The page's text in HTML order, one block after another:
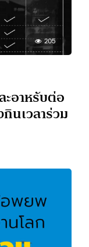
205
ะอาหรับต่อ
นเวลาร่วม